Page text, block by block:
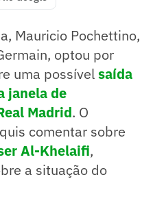
Mauricio Pochettino,
optou por
uma possívelsaída
janela de
Madrid. O
comentar sobre
Al-Khelaifi,
a situação do